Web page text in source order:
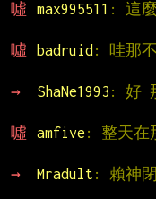
噓
max995511 : 這
噓
badruid : 哇那
→
ShaNe1993 : 好
噓
amfive : 整天在
→
Mradult : 賴神閉